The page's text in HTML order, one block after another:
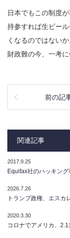
日本でもこの制度
持参すれば生ビー
くなるのではない
財政難の今、一考
前の記
関連記事
2017.9.25
Equifax社のハッキン
2026.7.26
トランプ政権、エスカ
2020.3.30
コロナでアメリカ、